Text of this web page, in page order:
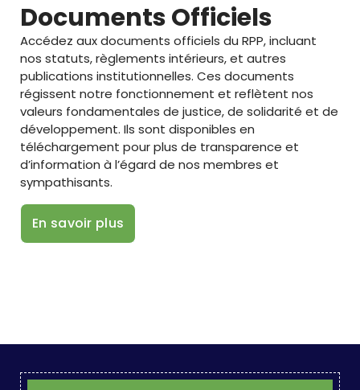
Documents Officiels
Accédez aux documents officiels du RPP, incluant
nos statuts, règlements intérieurs, et autres
publications institutionnelles. Ces documents
régissent notre fonctionnement et reflètent nos
valeurs fondamentales de justice, de solidarité et de
développement. Ils sont disponibles en
téléchargement pour plus de transparence et
d’information à l’égard de nos membres et
sympathisants.
En savoir plus